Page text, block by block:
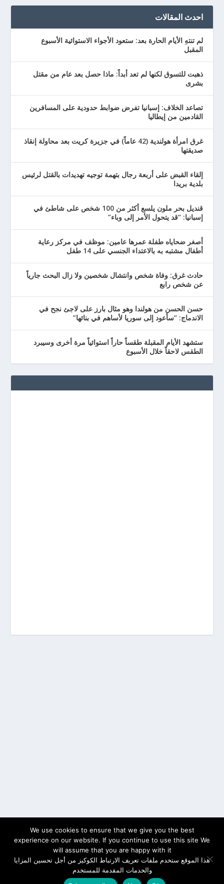
احدث المقالات
لم تنتهِ الأيام الحارة بعد: ستعود الأجواء الاستوائية الأسبوع
المقبل
ذهبت للتسوق لكنها لم تعد أبداً: ماذا حصل بعد عام من مقتل
بشرى
تصاعد الخلاف: إسبانيا تفرض ضوابط حدودية على المسافرين
القادمين من إيطاليا
غرق امرأة هولندية (42 عاماً) في جزيرة كريت بعد محاولة إنقاذ
صديقتها
إلقاء القبض على أربعة رجال بتهمة توجيه تهديدات بالقتل لرئيس
بلدية بريدا
قنديل بحر ملون يلسع أكثر من 100 شخص على شاطئ في
إسبانيا: “قد يتحول الأمر إلى وباء”
أصغر ضحاياه طفلة عمرها عامين: موظف في مركز رعاية
أطفال مشتبه به بالاعتداء الجنسي على 14 طفل
حادث غرق: وفاة شخص وانتشال شخصين ولا زال البحث جارياً
عن شخص رابع
حسن الحسن من هولندا وهو مثال بارز على لاجئ نجح في
الاندماج: “سأعود إلى سوريا لأساهم في بنائها”
ستشهد الأيام المقبلة طقساً حاراً استوائياً مرة أخرى وسيبرد
الطقس لاحقاً خلال الأسبوع
We use cookies to ensure that we give you the best
experience on our website. If you continue to use this site We
will assume that you are happy with it
هذا الموقع ستخدم ملفات تعريف الارتباط الكوكيز من أجل تحسين المزايا
والخدمات المقدمة للمستخدم